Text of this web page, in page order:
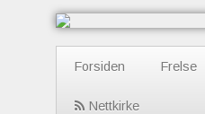
Forsiden Frelse
Nettkirke